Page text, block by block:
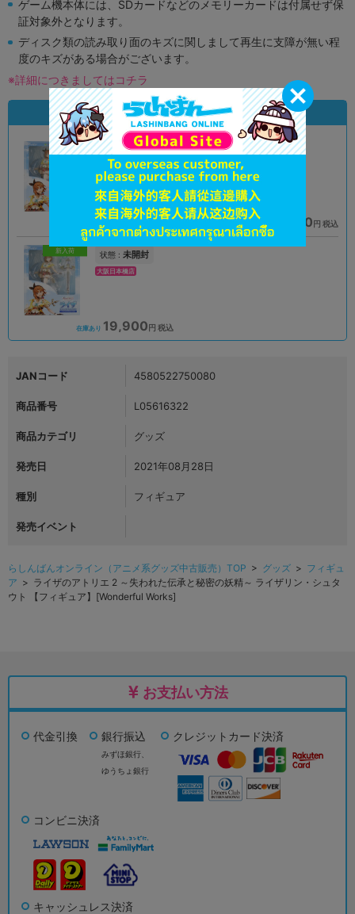
ゲーム機本体には、SDカードなどのメモリーカードは付属せず保
証対象外となります。
ディスク類の読み取り面のキズに関しまして再生に支障が無い程
度のキズがある場合がございます。
※詳細につきましてはコチラ
状態違いの同一商品
状態 : A
オンライン
品切状態 15,901 円 税込
状態 :A
在庫あり 16,900円 税込
新入荷 状態 : 未開封
大阪日本橋店
在庫あり 19,900円 税込
JANコード 4580522750080
商品番号 L05616322
商品カテゴリ グッズ
発売日 2021年08月28日
種別 フィギュア
発売イベント
らしんばんオンライン（アニメ系グッズ中古販売）TOP > グッズ > フィギュ
ア > ライザのアトリエ 2 ～失われた伝承と秘密の妖精～ ライザリン・シュタ
ウト 【フィギュア】[Wonderful Works]
お支払い方法
代金引換 銀行振込
みずほ銀行、
ゆうちょ銀行
クレジットカード決済
コンビニ決済
キャッシュレス決済